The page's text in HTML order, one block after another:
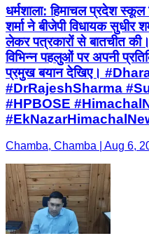
धर्मशाला: हिमाचल प्रदेश स्कूल
शर्मा ने बीजेपी विधायक
लेकर पत्रकारों से बातचीत
विभिन्न पहलुओं पर अपनी
प्रमुख बयान देखिए।
#DrRajeshSharma
#HPBOSE
Chamba, Chamba | Aug 6,